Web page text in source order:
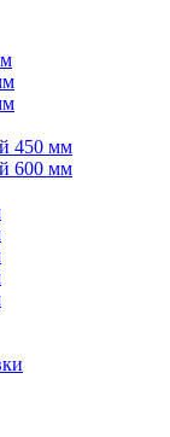
450 мм
600 мм